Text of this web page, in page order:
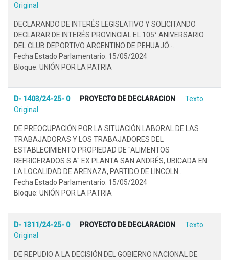
Original
DECLARANDO DE INTERÉS LEGISLATIVO Y SOLICITANDO
DECLARAR DE INTERÉS PROVINCIAL EL 105° ANIVERSARIO
DEL CLUB DEPORTIVO ARGENTINO DE PEHUAJÓ.-.
Fecha Estado Parlamentario: 15/05/2024
Bloque: UNIÓN POR LA PATRIA
D- 1403/24-25- 0 PROYECTO DE DECLARACION
Texto
Original
DE PREOCUPACIÓN POR LA SITUACIÓN LABORAL DE LAS
TRABAJADORAS Y LOS TRABAJADORES DEL
ESTABLECIMIENTO PROPIEDAD DE "ALIMENTOS
REFRIGERADOS S.A" EX PLANTA SAN ANDRÉS, UBICADA EN
LA LOCALIDAD DE ARENAZA, PARTIDO DE LINCOLN..
Fecha Estado Parlamentario: 15/05/2024
Bloque: UNIÓN POR LA PATRIA
D- 1311/24-25- 0 PROYECTO DE DECLARACION
Texto
Original
DE REPUDIO A LA DECISIÓN DEL GOBIERNO NACIONAL DE